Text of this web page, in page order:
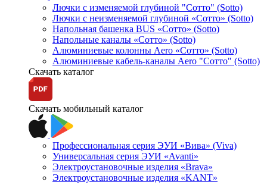
Лючки с изменяемой глубиной "Сотто" (Sotto)
Лючки с неизменяемой глубиной «Сотто» (Sotto)
Напольная башенка BUS «Сотто» (Sotto)
Напольные каналы «Сотто» (Sotto)
Алюминиевые колонны Aero «Сотто» (Sotto)
Алюминиевые кабель-каналы Aero "Сотто" (Sotto)
Скачать каталог
Скачать мобильный каталог
Профессиональная серия ЭУИ «Вива» (Viva)
Универсальная серия ЭУИ «Avanti»
Электроустановочные изделия «Brava»
Электроустановочные изделия «KANT»